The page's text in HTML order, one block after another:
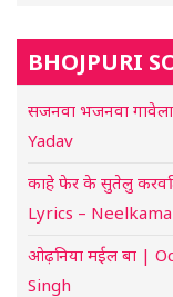
BHOJPURI
सजनवा भजनवा
Yadav
काहे फेर के सुतेलु
Lyrics –
ओढ़निया मईल बा |
Singh